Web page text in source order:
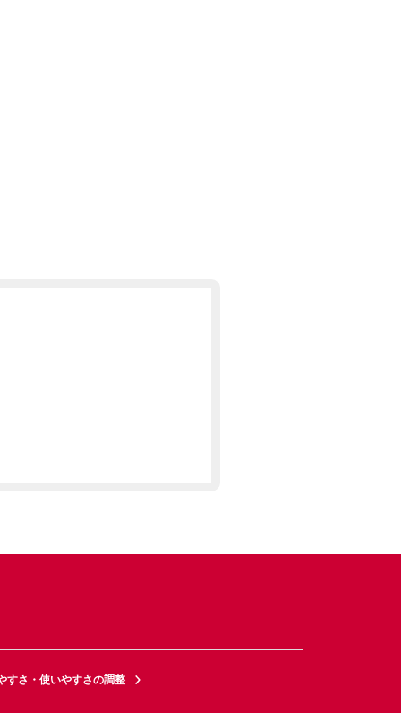
すさ・使いやすさの調整